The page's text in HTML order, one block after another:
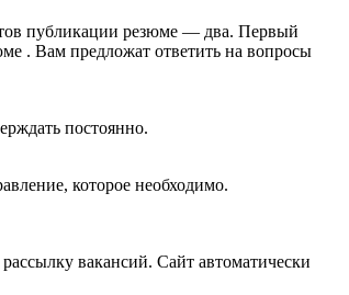
публикации резюме — два. Первый
. Вам предложат ответить на вопросы
постоянно.
которое необходимо.
вакансий. Сайт автоматически